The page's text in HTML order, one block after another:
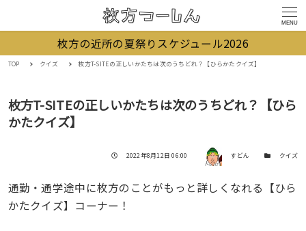
MENU
枚方の近所の夏祭りスケジュール2026
TOP クイズ 枚方T-SITEの正しいかたちは次のうちどれ？【ひらかたクイズ】
枚方T-SITEの正しいかたちは次のうちどれ？【ひら
かたクイズ】
投稿日
2022年8月12日 06:00 著者 すどん カテゴリー
クイズ
通勤・通学途中に枚方のことがもっと詳しくなれる【ひら
かたクイズ】コーナー！